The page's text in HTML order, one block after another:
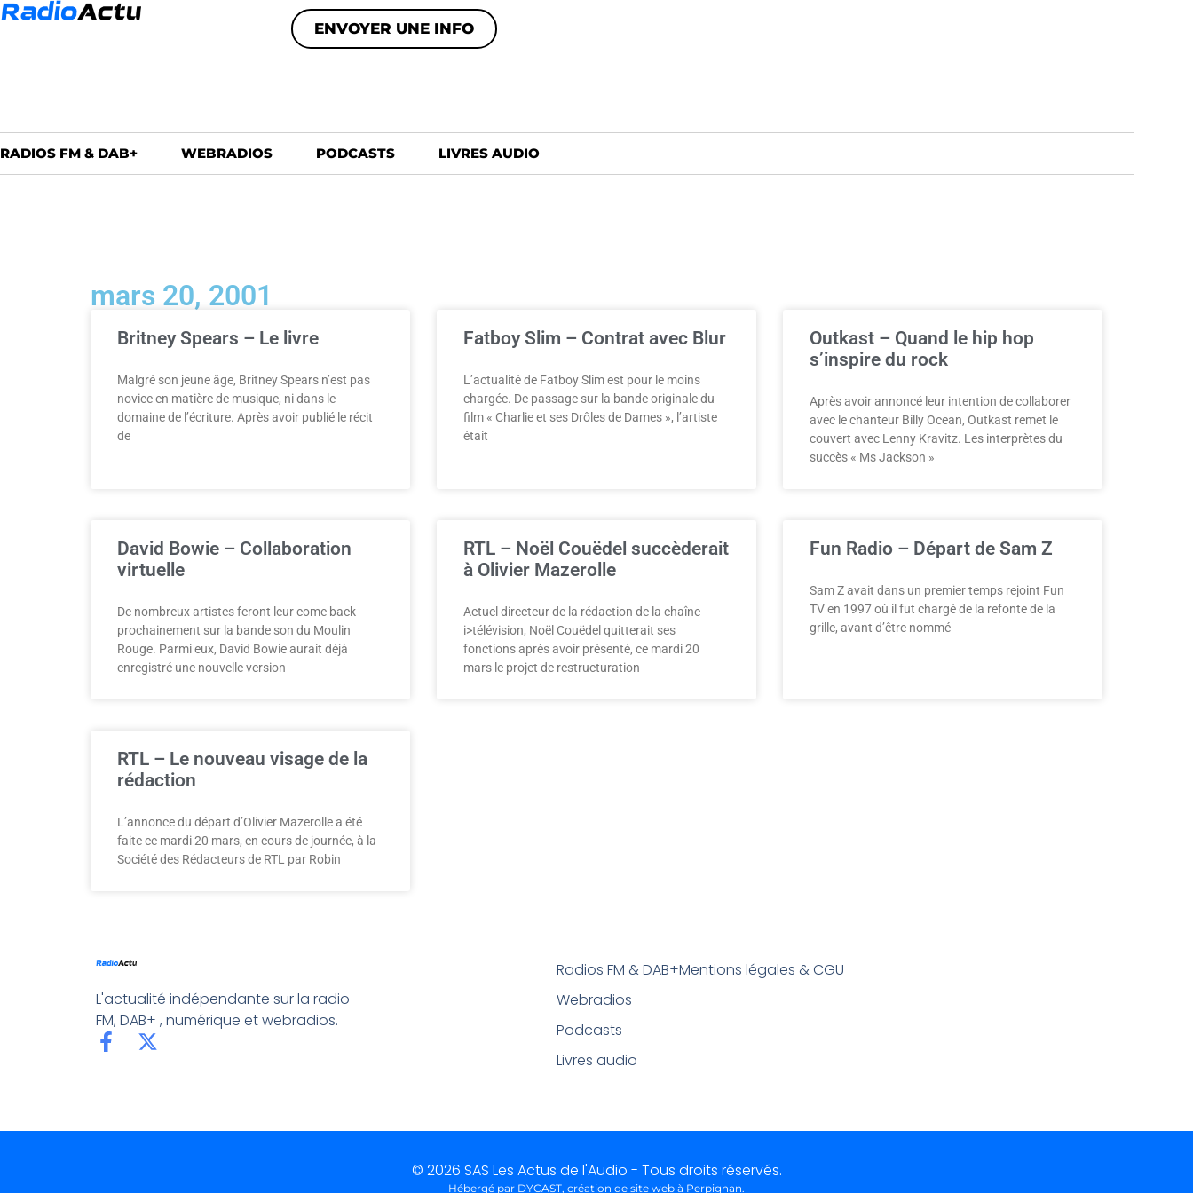
ENVOYER UNE INFO
RADIOS FM & DAB+ WEBRADIOS PODCASTS LIVRES AUDIO
mars 20, 2001
Britney Spears – Le livre
Malgré son jeune âge, Britney Spears n’est pas
novice en matière de musique, ni dans le
domaine de l’écriture. Après avoir publié le récit
de
Fatboy Slim – Contrat avec Blur
L’actualité de Fatboy Slim est pour le moins
chargée. De passage sur la bande originale du
film « Charlie et ses Drôles de Dames », l’artiste
était
Outkast – Quand le hip hop
s’inspire du rock
Après avoir annoncé leur intention de collaborer
avec le chanteur Billy Ocean, Outkast remet le
couvert avec Lenny Kravitz. Les interprètes du
succès « Ms Jackson »
David Bowie – Collaboration
virtuelle
De nombreux artistes feront leur come back
prochainement sur la bande son du Moulin
Rouge. Parmi eux, David Bowie aurait déjà
enregistré une nouvelle version
RTL – Noël Couëdel succèderait
à Olivier Mazerolle
Actuel directeur de la rédaction de la chaîne
i>télévision, Noël Couëdel quitterait ses
fonctions après avoir présenté, ce mardi 20
mars le projet de restructuration
Fun Radio – Départ de Sam Z
Sam Z avait dans un premier temps rejoint Fun
TV en 1997 où il fut chargé de la refonte de la
grille, avant d’être nommé
RTL – Le nouveau visage de la
rédaction
L’annonce du départ d’Olivier Mazerolle a été
faite ce mardi 20 mars, en cours de journée, à la
Société des Rédacteurs de RTL par Robin
L'actualité indépendante sur la radio
FM, DAB+ , numérique et webradios.
Radios FM & DAB+
Webradios
Podcasts
Livres audio
Mentions légales & CGU
© 2026 SAS Les Actus de l'Audio - Tous droits réservés.
Hébergé par DYCAST, création de site web à Perpignan.